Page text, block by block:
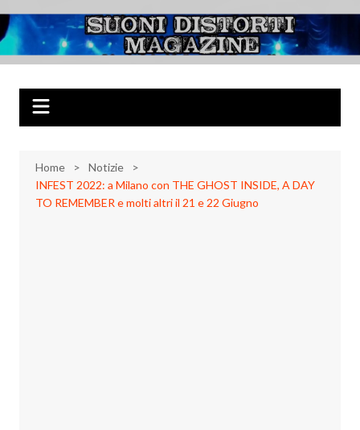
al
contenuto
Suoni Distorti
Magazine
Musica Rock, Metal, Punk e varie sonorità alternative
Home
Notizie
INFEST 2022: a Milano con THE GHOST INSIDE, A DAY
TO REMEMBER e molti altri il 21 e 22 Giugno